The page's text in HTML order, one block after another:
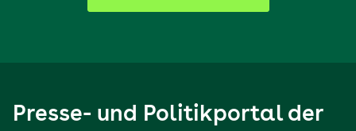
Presse- und Politikportal der